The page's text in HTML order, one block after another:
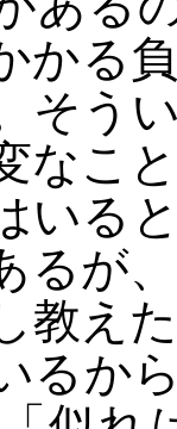
かる
そう
なこ
いる
るが
教え
るか